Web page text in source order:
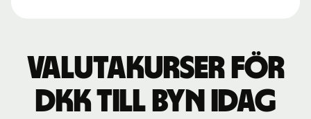
Valutakurser för
DKK till BYN idag